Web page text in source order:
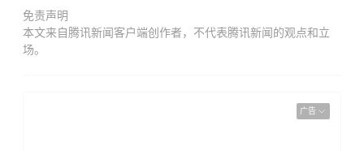
免责声明
本文来自腾讯新闻客户端创作者，不代表腾讯新闻的观点和立
场。
广告